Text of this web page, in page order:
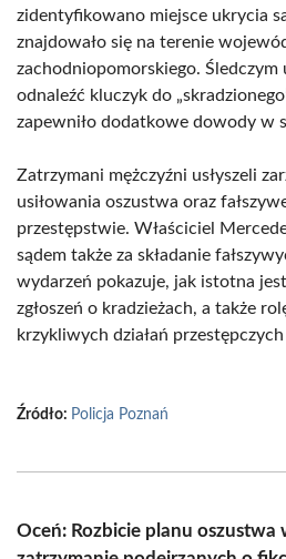
zidentyfikowano miejsce ukrycia
znajdowało się na terenie
zachodniopomorskiego. Śledczym
odnaleźć kluczyk do
zapewniło dodatkowe dowody w
Zatrzymani mężczyźni usłyszeli
usiłowania oszustwa oraz
przestępstwie. Właściciel
sądem także za składanie
wydarzeń pokazuje, jak istotna
zgłoszeń o kradzieżach, a także
krzykliwych działań
Źródło: Policja Poznań
Oceń: Rozbicie planu oszustwa